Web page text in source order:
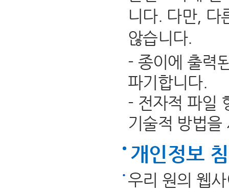
니다. 다만, 다
않습니다.
- 종이에 출력
파기합니다.
- 전자적 파일
기술적 방법을
개인정보
우리 원의 웹